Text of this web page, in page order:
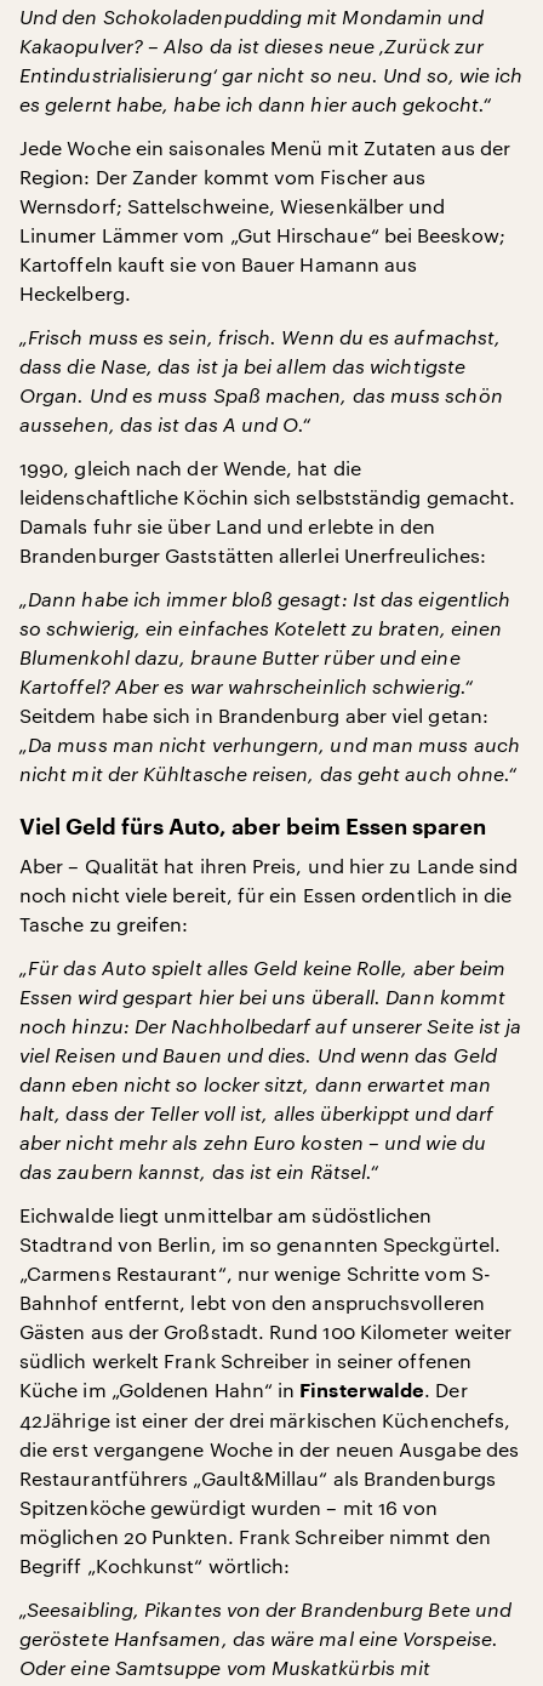
Und den Schokoladenpudding mit Mondamin und
Kakaopulver? – Also da ist dieses neue ‚Zurück zur
Entindustrialisierung‘ gar nicht so neu. Und so, wie ich
es gelernt habe, habe ich dann hier auch gekocht.“
Jede Woche ein saisonales Menü mit Zutaten aus der
Region: Der Zander kommt vom Fischer aus
Wernsdorf; Sattelschweine, Wiesenkälber und
Linumer Lämmer vom „Gut Hirschaue“ bei Beeskow;
Kartoffeln kauft sie von Bauer Hamann aus
Heckelberg.
„Frisch muss es sein, frisch. Wenn du es aufmachst,
dass die Nase, das ist ja bei allem das wichtigste
Organ. Und es muss Spaß machen, das muss schön
aussehen, das ist das A und O.“
1990, gleich nach der Wende, hat die
leidenschaftliche Köchin sich selbstständig gemacht.
Damals fuhr sie über Land und erlebte in den
Brandenburger Gaststätten allerlei Unerfreuliches:
„Dann habe ich immer bloß gesagt: Ist das eigentlich
so schwierig, ein einfaches Kotelett zu braten, einen
Blumenkohl dazu, braune Butter rüber und eine
Kartoffel? Aber es war wahrscheinlich schwierig.“
Seitdem habe sich in Brandenburg aber viel getan:
„Da muss man nicht verhungern, und man muss auch
nicht mit der Kühltasche reisen, das geht auch ohne.“
Viel Geld fürs Auto, aber beim Essen sparen
Aber – Qualität hat ihren Preis, und hier zu Lande sind
noch nicht viele bereit, für ein Essen ordentlich in die
Tasche zu greifen:
„Für das Auto spielt alles Geld keine Rolle, aber beim
Essen wird gespart hier bei uns überall. Dann kommt
noch hinzu: Der Nachholbedarf auf unserer Seite ist ja
viel Reisen und Bauen und dies. Und wenn das Geld
dann eben nicht so locker sitzt, dann erwartet man
halt, dass der Teller voll ist, alles überkippt und darf
aber nicht mehr als zehn Euro kosten – und wie du
das zaubern kannst, das ist ein Rätsel.“
Eichwalde liegt unmittelbar am südöstlichen
Stadtrand von Berlin, im so genannten Speckgürtel.
„Carmens Restaurant“, nur wenige Schritte vom S-
Bahnhof entfernt, lebt von den anspruchsvolleren
Gästen aus der Großstadt. Rund 100 Kilometer weiter
südlich werkelt Frank Schreiber in seiner offenen
Küche im „Goldenen Hahn“ in Finsterwalde. Der
42Jährige ist einer der drei märkischen Küchenchefs,
die erst vergangene Woche in der neuen Ausgabe des
Restaurantführers „Gault&Millau“ als Brandenburgs
Spitzenköche gewürdigt wurden – mit 16 von
möglichen 20 Punkten. Frank Schreiber nimmt den
Begriff „Kochkunst“ wörtlich:
„Seesaibling, Pikantes von der Brandenburg Bete und
geröstete Hanfsamen, das wäre mal eine Vorspeise.
Oder eine Samtsuppe vom Muskatkürbis mit